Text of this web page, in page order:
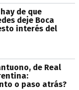
de que
deje Boca
interés del
de Real
o paso atrás?